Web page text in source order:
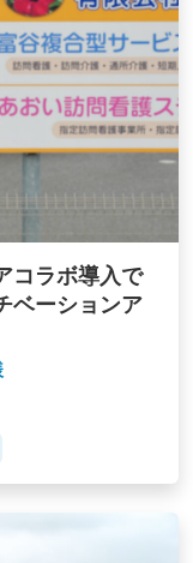
コラボ導入で
ベーションア